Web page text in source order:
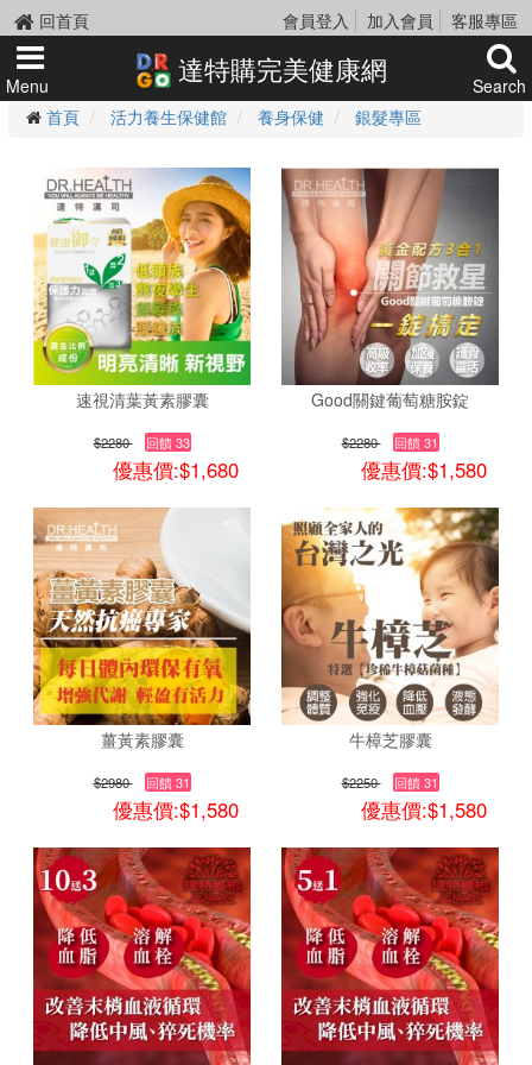
回首頁 會員登入 加入會員 客服專區
Menu 達特購完美健康網
Search
首頁
活力養生保健館 養身保健 銀髮專區
速視清葉黃素膠囊
$2280 回饋 33
優惠價:$1,680
Good關鍵葡萄糖胺錠
$2280 回饋 31
優惠價:$1,580
薑黃素膠囊
$2980 回饋 31
優惠價:$1,580
牛樟芝膠囊
$2250 回饋 31
優惠價:$1,580